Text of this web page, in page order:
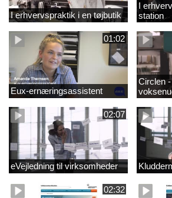
I erhvervspraktik i en tøjbutik
I
station
01:02
Eux-ernæringsassistent
Circlen
02:07
eVejledning til virksomheder
02:32